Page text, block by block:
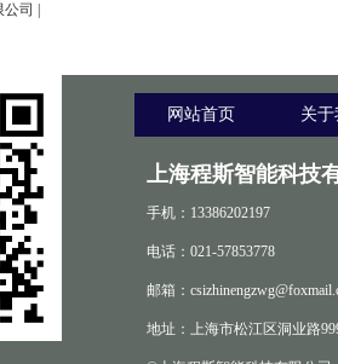
司
网站首页 关
上海程斯智能科技
手机：13386202197
电话：021-57853778
邮箱：
地址：上海市松江区洞业路